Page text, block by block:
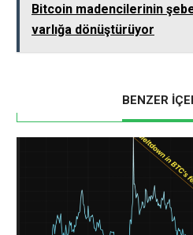
Bitcoin madencilerinin
varlığa dönüştürüyor
BENZER